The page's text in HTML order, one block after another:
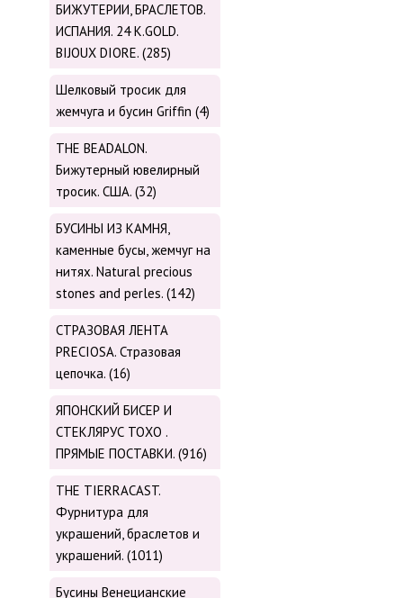
БИЖУТЕРИИ, БРАСЛЕТОВ.
ИСПАНИЯ. 24 K.GOLD.
BIJOUX DIORE. (285)
Шелковый тросик для
жемчуга и бусин Griffin (4)
THE BEADALON.
Бижутерный ювелирный
тросик. США. (32)
БУСИНЫ ИЗ КАМНЯ,
каменные бусы, жемчуг на
нитях. Natural precious
stones and perles. (142)
СТРАЗОВАЯ ЛЕНТА
PRECIOSA. Стразовая
цепочка. (16)
ЯПОНСКИЙ БИСЕР И
СТЕКЛЯРУС TOХО .
ПРЯМЫЕ ПОСТАВКИ. (916)
THE TIERRACAST.
Фурнитура для
украшений, браслетов и
украшений. (1011)
Бусины Венецианские